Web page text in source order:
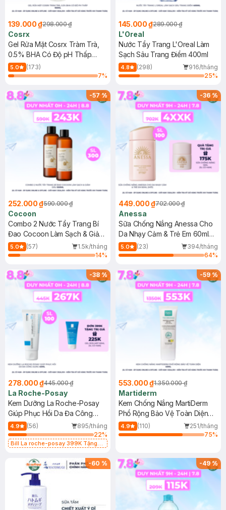
139.000 ₫298.000 ₫
Cosrx
Gel Rửa Mặt Cosrx Tràm Trà,
0.5% BHA Có Độ pH Thấp
150ml
5.0
(173)
7%
145.000 ₫289.000 ₫
L'Oreal
Nước Tẩy Trang L'Oreal Làm
Sạch Sâu Trang Điểm 400ml
4.8 (298)
916/tháng
25%
-57%
252.000 ₫590.000 ₫
Cocoon
Combo 2 Nước Tẩy Trang Bí
Đao Cocoon Làm Sạch & Giảm
Dầu 500ml
5.0 (57)
1.5k/tháng
14%
-36%
449.000 ₫702.000 ₫
Anessa
Sữa Chống Nắng Anessa Cho
Da Nhạy Cảm & Trẻ Em 60ml
(Mới)
5.0 (23)
394/tháng
64%
-38%
278.000 ₫445.000 ₫
La Roche-Posay
Kem Dưỡng La Roche-Posay
Giúp Phục Hồi Da Đa Công
Dụng 40ml
4.9 (56)
895/tháng
22%
Bill La roche-posay 399K Tặng
(SL có hạn)
-59%
553.000 ₫1.350.000 ₫
Martiderm
Kem Chống Nắng MartiDerm
Phổ Rộng Bảo Vệ Toàn Diện
40ml
4.9 (110)
251/tháng
75%
-60 % -49%